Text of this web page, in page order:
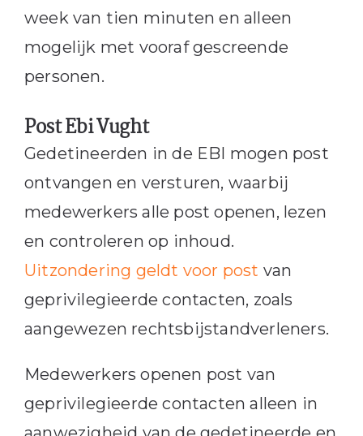
week van tien minuten en alleen
mogelijk met vooraf gescreende
personen.
Post Ebi Vught
Gedetineerden in de EBI mogen post
ontvangen en versturen, waarbij
medewerkers alle post openen, lezen
en controleren op inhoud.
Uitzondering geldt voor post van
geprivilegieerde contacten, zoals
aangewezen rechtsbijstandverleners.
Medewerkers openen post van
geprivilegieerde contacten alleen in